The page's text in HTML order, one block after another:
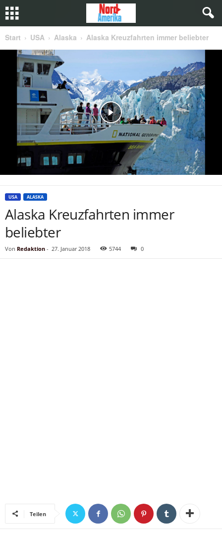
Start USA Alaska Alaska Kreuzfahrten immer beliebter
USA ALASKA
Alaska Kreuzfahrten immer
beliebter
Von Redaktion - 27. Januar 2018 5744 0
Teilen